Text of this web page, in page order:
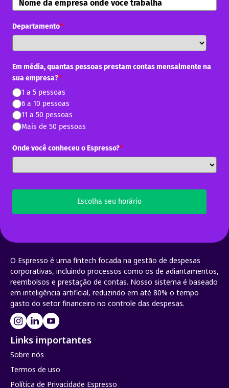
Departamento*
Em média, quantas pessoas prestam contas mensalmente na
sua empresa?*
1 a 5 pessoas
6 a 10 pessoas
11 a 50 pessoas
Mais de 50 pessoas
Onde você conheceu o Espresso?*
Escolha seu horário
O Espresso é uma fintech focada na gestão de despesas
corporativas, incluindo processos como os de adiantamentos,
reembolsos e prestação de contas. Nosso sistema é baseado
em inteligência artificial, reduzindo em até 80% o tempo
gasto do setor financeiro no controle das despesas.
Links importantes
Sobre nós
Termos de uso
Política de Privacidade Espresso